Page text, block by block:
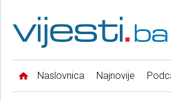
Naslovnica Najnovije